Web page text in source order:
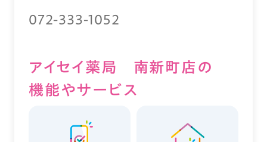
072-333-1052
アイセイ薬局 南新町店の
機能やサービス